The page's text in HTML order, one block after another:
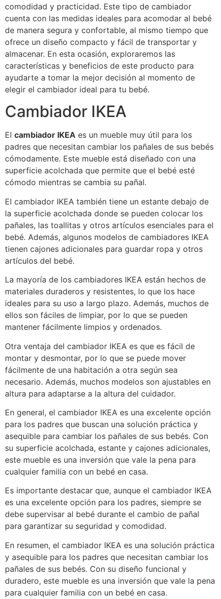
comodidad y practicidad. Este tipo de cambiador
cuenta con las medidas ideales para acomodar al bebé
de manera segura y confortable, al mismo tiempo que
ofrece un diseño compacto y fácil de transportar y
almacenar. En esta ocasión, exploraremos las
características y beneficios de este producto para
ayudarte a tomar la mejor decisión al momento de
elegir el cambiador ideal para tu bebé.
Cambiador IKEA
El cambiador IKEA es un mueble muy útil para los
padres que necesitan cambiar los pañales de sus bebés
cómodamente. Este mueble está diseñado con una
superficie acolchada que permite que el bebé esté
cómodo mientras se cambia su pañal.
El cambiador IKEA también tiene un estante debajo de
la superficie acolchada donde se pueden colocar los
pañales, las toallitas y otros artículos esenciales para el
bebé. Además, algunos modelos de cambiadores IKEA
tienen cajones adicionales para guardar ropa y otros
artículos del bebé.
La mayoría de los cambiadores IKEA están hechos de
materiales duraderos y resistentes, lo que los hace
ideales para su uso a largo plazo. Además, muchos de
ellos son fáciles de limpiar, por lo que se pueden
mantener fácilmente limpios y ordenados.
Otra ventaja del cambiador IKEA es que es fácil de
montar y desmontar, por lo que se puede mover
fácilmente de una habitación a otra según sea
necesario. Además, muchos modelos son ajustables en
altura para adaptarse a la altura del cuidador.
En general, el cambiador IKEA es una excelente opción
para los padres que buscan una solución práctica y
asequible para cambiar los pañales de sus bebés. Con
su superficie acolchada, estante y cajones adicionales,
este mueble es una inversión que vale la pena para
cualquier familia con un bebé en casa.
Es importante destacar que, aunque el cambiador IKEA
es una excelente opción para los padres, siempre se
debe supervisar al bebé durante el cambio de pañal
para garantizar su seguridad y comodidad.
En resumen, el cambiador IKEA es una solución práctica
y asequible para los padres que necesitan cambiar los
pañales de sus bebés. Con su diseño funcional y
duradero, este mueble es una inversión que vale la pena
para cualquier familia con un bebé en casa.